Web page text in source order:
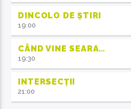
DINCOLO DE ȘTIRI
19:00
CÂND VINE SEARA…
19:30
INTERSECȚII
21:00